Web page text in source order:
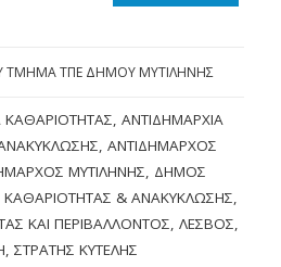
ΤΜΗΜΑ ΤΠΕ ΔΗΜΟΥ ΜΥΤΙΛΗΝΗΣ
ΚΑΘΑΡΙΌΤΗΤΑΣ, ΑΝΤΙΔΗΜΑΡΧΊΑ
, ΑΝΤΙΔΉΜΑΡΧΟΣ
ΜΥΤΙΛΉΝΗΣ, ΔΉΜΟΣ
ΚΑΘΑΡΙΌΤΗΤΑΣ & ΑΝΑΚΎΚΛΩΣΗΣ,
ΚΑΙ ΠΕΡΙΒΆΛΛΟΝΤΟΣ,ΛΈΣΒΟΣ,
,ΣΤΡΑΤΉΣ ΚΎΤΕΛΗΣ